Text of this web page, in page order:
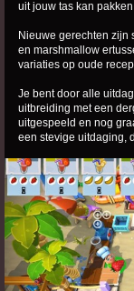
uit jouw tas kan
Nieuwe gerechten zijn
en marshmallow
variaties op oude
Je bent door alle
uitbreiding met een
uitgespeeld en nog
een stevige uitdaging,